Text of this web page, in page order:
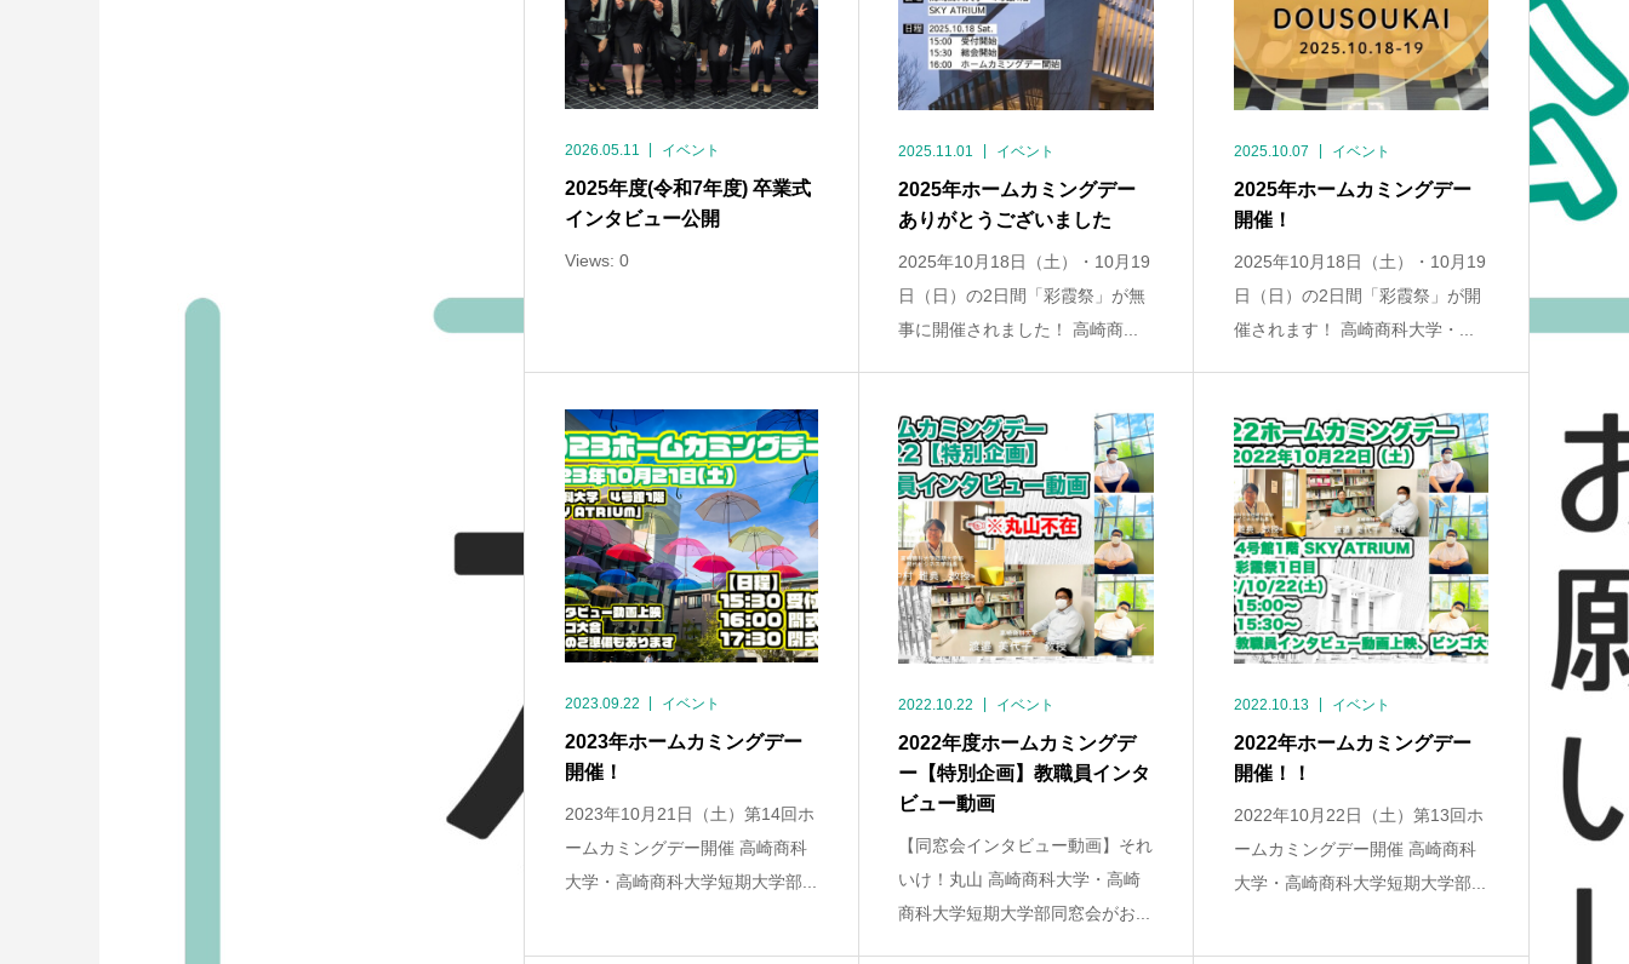
2026.05.11 イベント
2025年度(令和7年度) 卒業式
インタビュー公開
Views: 0
2025.11.01 イベント
2025年ホームカミングデー
ありがとうございました
2025年10月18日（土）・10月19
日（日）の2日間「彩霞祭」が無
事に開催されました！ 高崎商...
2025.10.07 イベント
2025年ホームカミングデー
開催！
2025年10月18日（土）・10月19
日（日）の2日間「彩霞祭」が開
催されます！ 高崎商科大学・...
2023.09.22 イベント
2023年ホームカミングデー
開催！
2023年10月21日（土）第14回ホ
ームカミングデー開催 高崎商科
大学・高崎商科大学短期大学部...
2022.10.22 イベント
2022年度ホームカミングデ
ー【特別企画】教職員インタ
ビュー動画
【同窓会インタビュー動画】それ
いけ！丸山 高崎商科大学・高崎
商科大学短期大学部同窓会がお...
2022.10.13 イベント
2022年ホームカミングデー
開催！！
2022年10月22日（土）第13回ホ
ームカミングデー開催 高崎商科
大学・高崎商科大学短期大学部...